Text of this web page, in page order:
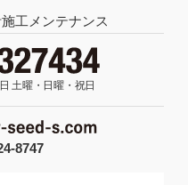
工メンテナンス
土曜・日曜・祝日
8747